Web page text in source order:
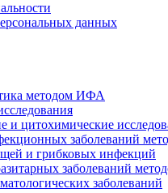
данных
методом ИФА
и цитохимические
заболеваний
и грибковых инфекций
заболеваний
заболеваний